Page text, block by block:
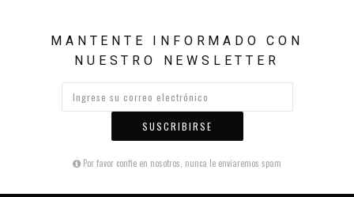
MANTENTE INFORMADO CON
NUESTRO NEWSLETTER
SUSCRIBIRSE
Por favor confie en nosotros, nunca le enviaremos spam